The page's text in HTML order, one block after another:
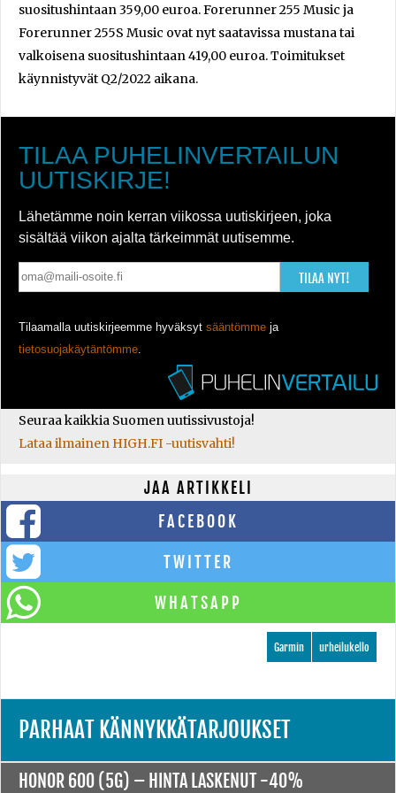
suositushintaan 359,00 euroa. Forerunner 255 Music ja
Forerunner 255S Music ovat nyt saatavissa mustana tai
valkoisena suositushintaan 419,00 euroa. Toimitukset
käynnistyvät Q2/2022 aikana.
TILAA PUHELINVERTAILUN
UUTISKIRJE!
Lähetämme noin kerran viikossa uutiskirjeen, joka
sisältää viikon ajalta tärkeimmät uutisemme.
TILAA NYT!
Tilaamalla uutiskirjeemme hyväksyt sääntömme ja
tietosuojakäytäntömme
Seuraa kaikkia Suomen uutissivustoja!
Lataa ilmainen HIGH.FI -uutisvahti!
JAA ARTIKKELI
FACEBOOK
TWITTER
WHATSAPP
urheilukello
Garmin
PARHAAT KÄNNYKKÄTARJOUKSET
HONOR 600 (5G) – HINTA LASKENUT -40%